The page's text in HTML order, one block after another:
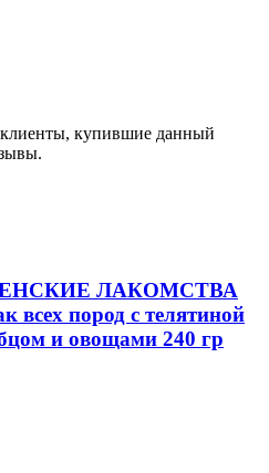
клиенты, купившие данный
ЛАКОМСТВА
всех пород с телятиной
и овощами 240 гр